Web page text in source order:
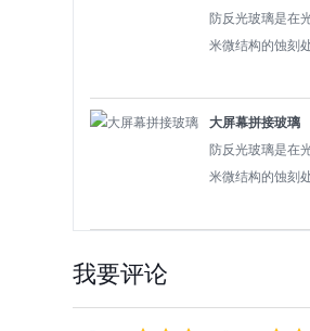
防反光玻璃是在
米微结构的蚀刻
大屏幕拼接玻璃
防反光玻璃是在
米微结构的蚀刻
我要评论